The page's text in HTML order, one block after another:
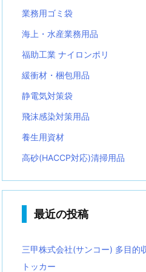
業務用ゴミ袋
海上・水産業務用品
福助工業 ナイロンポリ
緩衝材・梱包用品
静電気対策袋
飛沫感染対策用品
養生用資材
高砂(HACCP対応)清掃用品
最近の投稿
三甲株式会社(サンコー) 多目的
トッカー